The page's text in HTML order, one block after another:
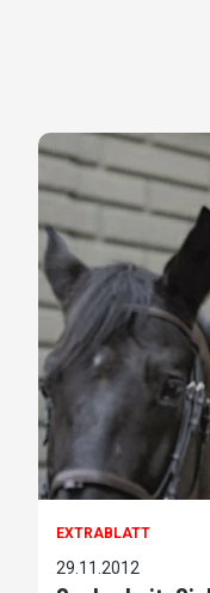
EXTRABLATT
29.11.2012